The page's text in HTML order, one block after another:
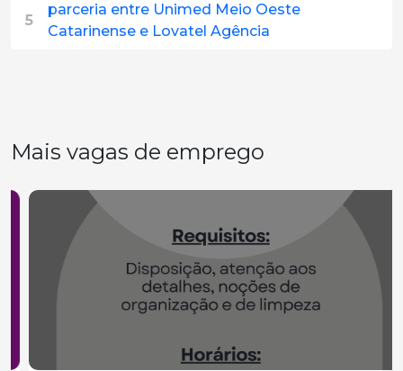
5
parceria entre Unimed Meio Oeste
Catarinense e Lovatel Agência
Mais vagas de emprego